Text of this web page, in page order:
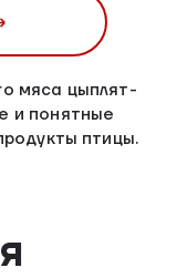
мяса цыплят-
и понятные
птицы.
Свежесть